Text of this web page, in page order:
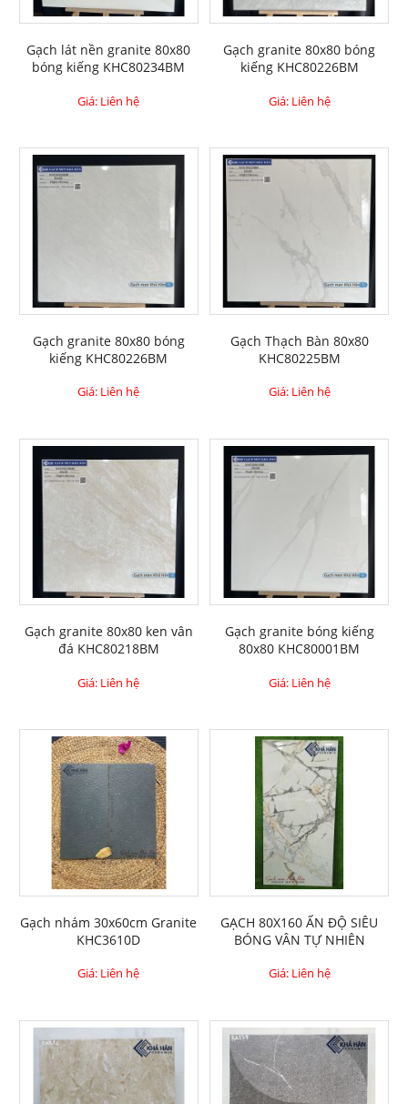
Gạch lát nền granite 80x80
bóng kiếng KHC80234BM
Giá: Liên hệ
Gạch granite 80x80 bóng
kiếng KHC80226BM
Giá: Liên hệ
Gạch granite 80x80 bóng
kiếng KHC80226BM
Giá: Liên hệ
Gạch Thạch Bàn 80x80
KHC80225BM
Giá: Liên hệ
Gạch granite 80x80 ken vân
đá KHC80218BM
Giá: Liên hệ
Gạch granite bóng kiếng
80x80 KHC80001BM
Giá: Liên hệ
Gạch nhám 30x60cm Granite
KHC3610D
Giá: Liên hệ
GẠCH 80X160 ẤN ĐỘ SIÊU
BÓNG VÂN TỰ NHIÊN
Giá: Liên hệ